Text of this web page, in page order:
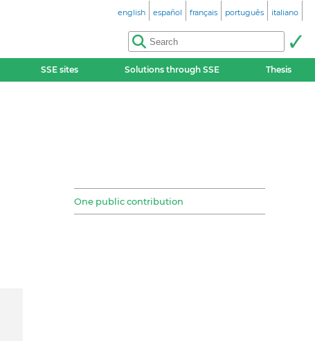
english español français português italiano
SSE sites Solutions through SSE Thesis
One public contribution